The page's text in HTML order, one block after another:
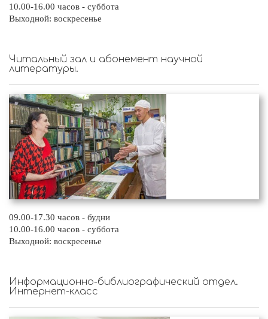
10.00-16.00 часов - суббота
Выходной: воскресенье
Читальный зал и абонемент научной
литературы.
09.00-17.30 часов - будни
10.00-16.00 часов - суббота
Выходной: воскресенье
Информационно-библиографический отдел.
Интернет-класс